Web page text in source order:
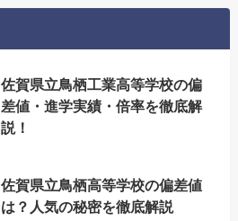
佐賀県立鳥栖工業高等学校の偏
差値・進学実績・倍率を徹底解
説！
佐賀県立鳥栖高等学校の偏差値
は？人気の秘密を徹底解説